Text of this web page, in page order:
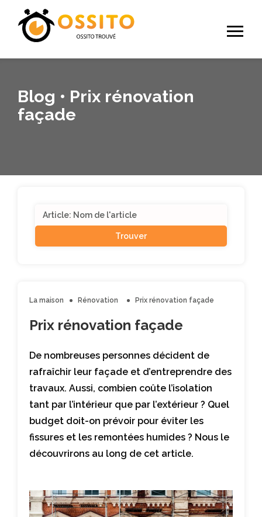
Blog • Prix rénovation
façade
La maison Rénovation Prix rénovation façade
Prix rénovation façade
De nombreuses personnes décident de
rafraîchir leur façade et d’entreprendre des
travaux. Aussi, combien coûte l’isolation
tant par l’intérieur que par l’extérieur ? Quel
budget doit-on prévoir pour éviter les
fissures et les remontées humides ? Nous le
découvrirons au long de cet article.
for: